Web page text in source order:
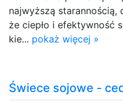
najwyższą starannością,
że ciepło i efektywność
kie... pokaż więcej »
Świece sojowe -